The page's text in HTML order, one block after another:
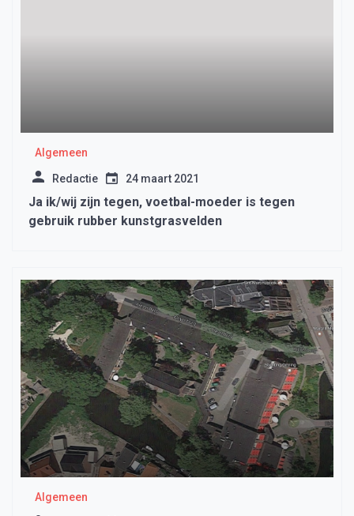
Algemeen
Redactie 24 maart 2021
Ja ik/wij zijn tegen, voetbal-moeder is tegen
gebruik rubber kunstgrasvelden
Algemeen